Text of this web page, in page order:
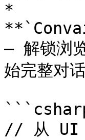
*
— 解锁浏
始完整对
// 从 UI